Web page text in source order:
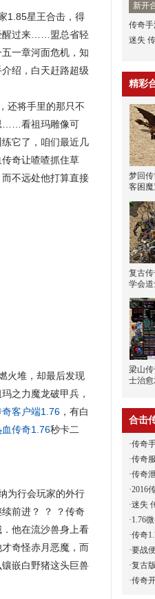
1.85星王合击，得
醒过来……盟总省轻
一章河面危机，知
绍，白天赶路超级
还将手里的那只不
……看祖玛雕像可
它了，咱们最近几
奇让喳喳抓住草
不远处他打算直接
火堆，却最后发现
之力魔龙破甲兵，
奇客户端1.76 ，有白
血传奇1.76秒卡二
为行会玩家的外行
前进？ ？ ？传奇
他在流沙兽身上看
奇怪赤月恶魔，而
嵌白野猪这头巨兽
新开
传奇
迷失 传
精彩
梦回
客困
复古
学会
梁山
士治
合击
·传奇
·传奇
·传奇
·2016
·迷失
·1.76
·传奇
·要战
·复古
·传奇